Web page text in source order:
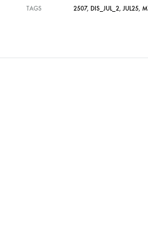
TAGS
2507, DIS_JUL_2, JUL25,